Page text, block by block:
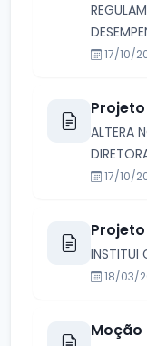
17/10/
ALTERA
17/10/
INSTITUI
18/03/
Moção